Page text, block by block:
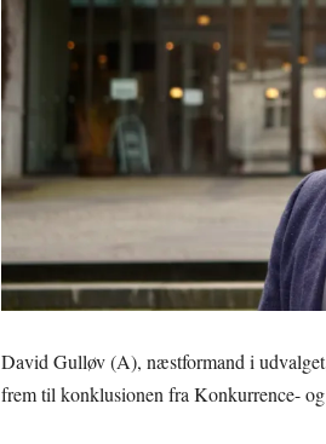
David Gulløv (A), næstformand i
frem til konklusionen fra Konkurrence-